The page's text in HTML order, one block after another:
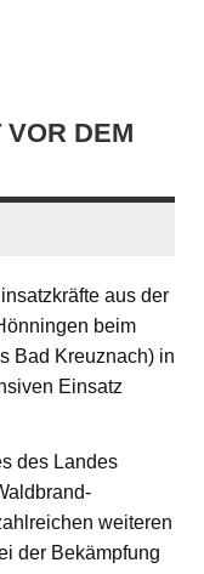
VOR DEM
aus der
beim
Bad Kreuznach) in
Einsatz
des Landes
weiteren
der Bekämpfung